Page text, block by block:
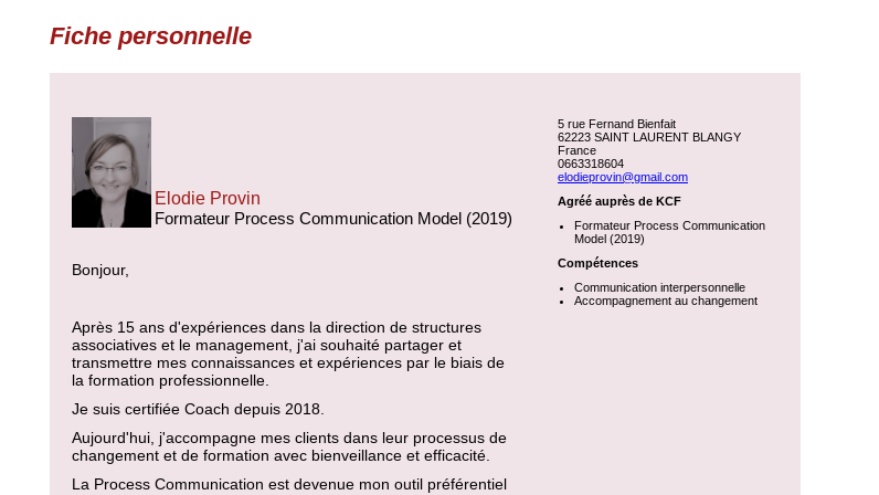
Fiche personnelle
Elodie Provin
Formateur Process Communication Model (2019)
Bonjour,
Après 15 ans d'expériences dans la direction de structures
associatives et le management, j'ai souhaité partager et
transmettre mes connaissances et expériences par le biais de
la formation professionnelle.
Je suis certifiée Coach depuis 2018.
Aujourd'hui, j'accompagne mes clients dans leur processus de
changement et de formation avec bienveillance et efficacité.
La Process Communication est devenue mon outil préférentiel
5 rue Fernand Bienfait
62223 SAINT LAURENT BLANGY
France
0663318604
elodieprovin@gmail.com
Agréé auprès de KCF
Formateur Process Communication
Model (2019)
Compétences
Communication interpersonnelle
Accompagnement au changement